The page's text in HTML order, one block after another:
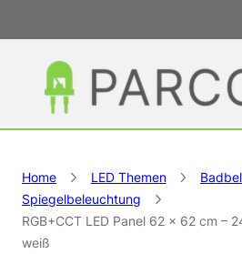
Home LED Themen
Spiegelbeleuchtung
RGB+CCT LED Panel 62 × 62 cm –
weiß